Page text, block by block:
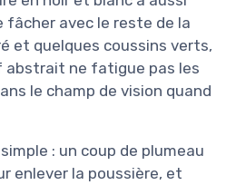
fâcher avec le reste de la
et quelques coussins verts,
abstrait ne fatigue pas les
le champ de vision quand
: un coup de plumeau
enlever la poussière, et